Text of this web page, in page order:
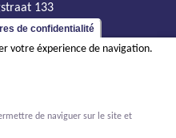
133
Malines
569 965
Malines
de confidentialité
votre éxperience de navigation.
de naviguer sur le site et